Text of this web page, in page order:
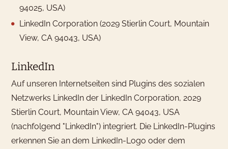
94025, USA)
LinkedIn Corporation (2029 Stierlin Court, Mountain
View, CA 94043, USA)
LinkedIn
Auf unseren Internetseiten sind Plugins des sozialen
Netzwerks LinkedIn der LinkedIn Corporation, 2029
Stierlin Court, Mountain View, CA 94043, USA
(nachfolgend "LinkedIn") integriert. Die LinkedIn-Plugins
erkennen Sie an dem LinkedIn-Logo oder dem